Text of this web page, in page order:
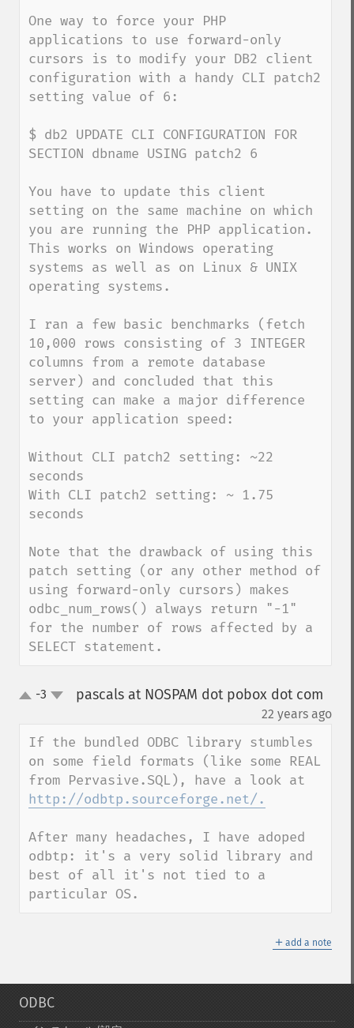
One way to force your PHP
applications to use forward-only
cursors is to modify your DB2 client
configuration with a handy CLI patch2
setting value of 6:
$ db2 UPDATE CLI CONFIGURATION FOR
SECTION dbname USING patch2 6
You have to update this client
setting on the same machine on which
you are running the PHP application.
This works on Windows operating
systems as well as on Linux & UNIX
operating systems.
I ran a few basic benchmarks (fetch
10,000 rows consisting of 3 INTEGER
columns from a remote database
server) and concluded that this
setting can make a major difference
to your application speed:
Without CLI patch2 setting: ~22
seconds
With CLI patch2 setting: ~ 1.75
seconds
Note that the drawback of using this
patch setting (or any other method of
using forward-only cursors) makes
odbc_num_rows() always return "-1"
for the number of rows affected by a
SELECT statement.
up-3 pascals at NOSPAM dot pobox dot com
22 years ago
If the bundled ODBC library stumbles
on some field formats (like some REAL
http://odbtp.sourceforge.net/.
After many headaches, I have adoped
odbtp: it's a very solid library and
best of all it's not tied to a
particular OS.
＋ add a note
ODBC